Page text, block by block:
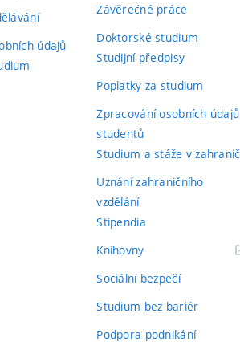
údajů
Závěrečné práce
Doktorské studium
Studijní předpisy
Poplatky za studium
Zpracování osobních údajů
studentů
Studium a stáže v
Uznání zahraničního
vzdělání
Stipendia
Knihovny(externí
Sociální bezpečí
Studium bez bariér
Podpora podnikání